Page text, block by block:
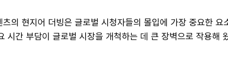
의 현지어 더빙은 글로벌 시청자들의 몰입에 가장 중요한 요
시간 부담이 글로벌 시장을 개척하는 데 큰 장벽으로 작용해